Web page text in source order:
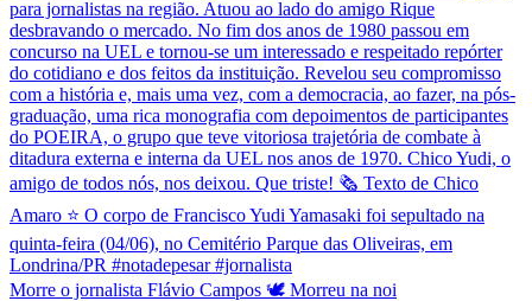
Morre o jornalista Flávio Campos 🕊️ Morreu na noi